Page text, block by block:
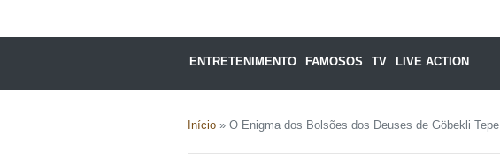
ENTRETENIMENTO FAMOSOS TV LIVE ACTION
Início » O Enigma dos Bolsões dos Deuses de Göbekli Tepe